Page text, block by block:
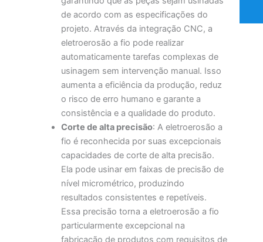
de acordo com as especificações do
projeto. Através da integração CNC, a
eletroerosão a fio pode realizar
automaticamente tarefas complexas de
usinagem sem intervenção manual. Isso
aumenta a eficiência da produção, reduz
o risco de erro humano e garante a
consistência e a qualidade do produto.
Corte de alta precisão: A eletroerosão a
fio é reconhecida por suas excepcionais
capacidades de corte de alta precisão.
Ela pode usinar em faixas de precisão de
nível micrométrico, produzindo
resultados consistentes e repetíveis.
Essa precisão torna a eletroerosão a fio
particularmente excepcional na
fabricação de produtos com requisitos de